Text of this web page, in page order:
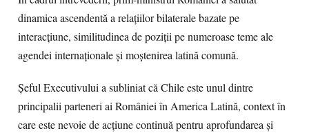
dinamica ascendentă a relațiilor bilaterale bazate pe
interacțiune, similitudinea de poziții pe numeroase teme ale
agendei internaționale și moștenirea latină comună.
Șeful Executivului a subliniat că Chile este unul dintre
principalii parteneri ai României în America Latină, context în
care este nevoie de acțiune continuă pentru aprofundarea și